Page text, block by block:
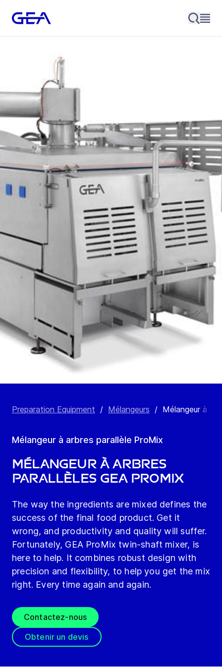
Preparation Equipment / Mélangeurs / Mélangeur à
Mélangeur à arbres parallèle ProMix
Mélangeur à arbres
parallèles GEA ProMix
The way the ingredients are mixed defines the
success of the final food product. Get it
wrong, and productivity and quality will suffer.
Fortunately, GEA ProMix twin-shaft mixer, is
here to help. It combines robust design with
precision and flexibility, to help you get the mix
right. Every time again and again.
Contactez-nous
Obtenir un devis